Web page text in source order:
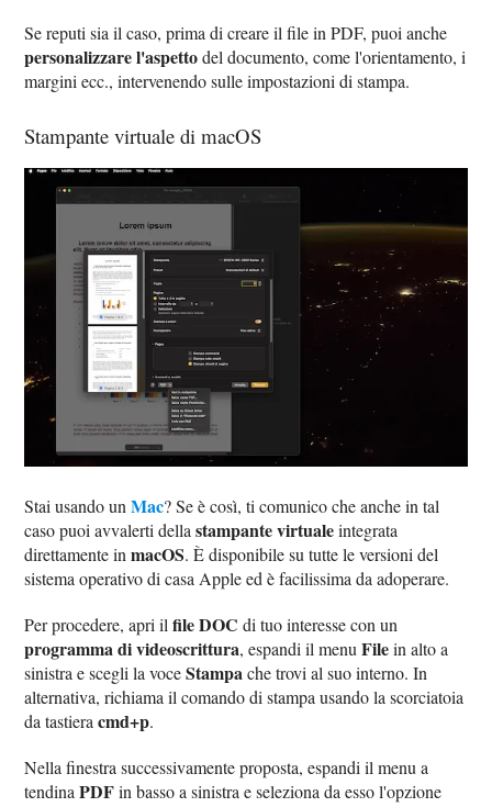
Se reputi sia il caso, prima di creare il file in PDF, puoi anche
personalizzare l'aspettodel documento, come l'orientamento, i
margini ecc., intervenendo sulle impostazioni di stampa.
Stampante virtuale di macOS
Stai usando unMac? Se è così, ti comunico che anche in tal
caso puoi avvalerti dellastampante virtualeintegrata
direttamente inmacOS. È disponibile su tutte le versioni del
sistema operativo di casa Apple ed è facilissima da adoperare.
Per procedere, apri ilfile DOC di tuo interesse con un
programma di videoscrittura, espandi il menuFilein alto a
sinistra e scegli la voceStampache trovi al suo interno. In
alternativa, richiama il comando di stampa usando la scorciatoia
da tastieracmd+p.
Nella finestra successivamente proposta, espandi il menu a
tendinaPDFin basso a sinistra e seleziona da esso l'opzione